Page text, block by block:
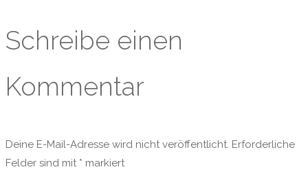
Schreibe einen
Kommentar
Deine E-Mail-Adresse wird nicht veröffentlicht. Erforderliche
Felder sind mit * markiert